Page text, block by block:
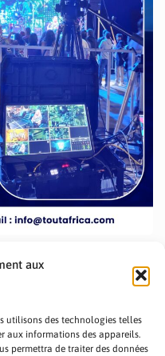
aux
utilisons des technologies telles
aux informations des appareils.
permettra de traiter des données